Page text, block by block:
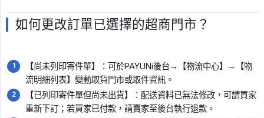
如何更改訂單已選擇的超商門市？
【尚未列印寄件單】：可於PAYUNi後台→【物流中心】→【物
流明細列表】變動取貨門市或取件資訊。
【已列印寄件單但尚未出貨】：配送資料已無法修改，可請買家
重新下訂；若買家已付款，請賣家至後台執行退款。